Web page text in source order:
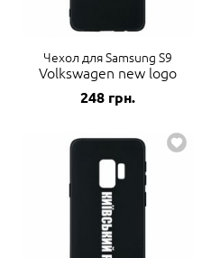
Чехол для Samsung S9
Volkswagen new logo
248 грн.